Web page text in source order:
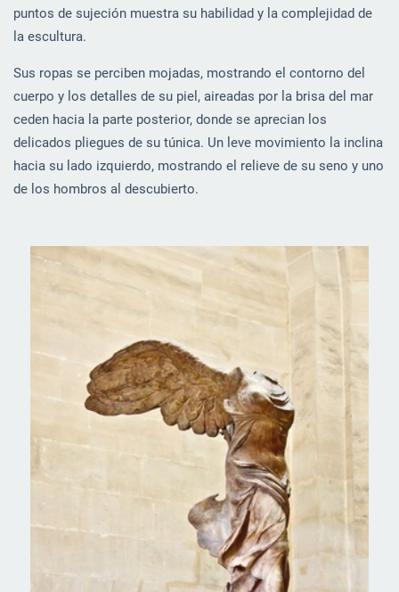
puntos de sujeción muestra su habilidad y la complejidad de
la escultura.
Sus ropas se perciben mojadas, mostrando el contorno del
cuerpo y los detalles de su piel, aireadas por la brisa del mar
ceden hacia la parte posterior, donde se aprecian los
delicados pliegues de su túnica. Un leve movimiento la inclina
hacia su lado izquierdo, mostrando el relieve de su seno y uno
de los hombros al descubierto.